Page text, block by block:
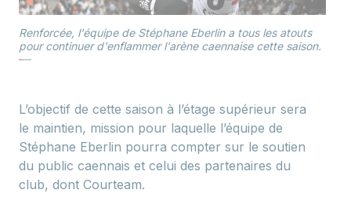
Renforcée, l'équipe de Stéphane Eberlin a tous les atouts
pour continuer d'enflammer l'arène caennaise cette saison.
L’objectif de cette saison à l’étage supérieur sera
le maintien, mission pour laquelle l’équipe de
Stéphane Eberlin pourra compter sur le soutien
du public caennais et celui des partenaires du
club, dont Courteam.